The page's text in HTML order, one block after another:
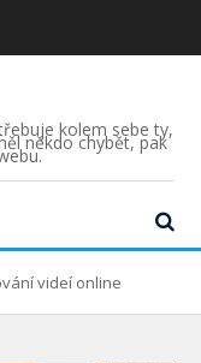
kolem sebe ty,
někdo chybět, pak
videí online